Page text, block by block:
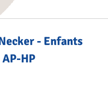
- Enfants
HP